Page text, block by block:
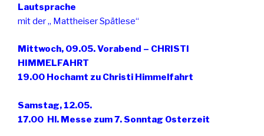
Lautsprache
mit der „ Mattheiser Spätlese“
Mittwoch, 09.05. Vorabend – CHRISTI
HIMMELFAHRT
19.00 Hochamt zu Christi Himmelfahrt
Samstag, 12.05.
17.00 Hl. Messe zum 7. Sonntag Osterzeit